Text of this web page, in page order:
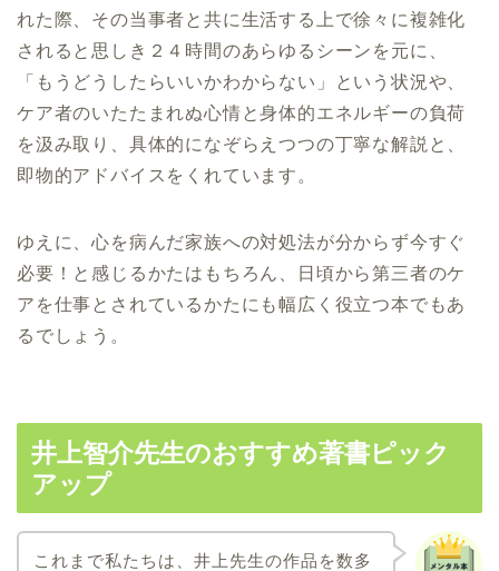
れた際、その当事者と共に生活する上で徐々に複雑化
されると思しき２４時間のあらゆるシーンを元に、
「もうどうしたらいいかわからない」という状況や、
ケア者のいたたまれぬ心情と身体的エネルギーの負荷
を汲み取り、具体的になぞらえつつの丁寧な解説と、
即物的アドバイスをくれています。
ゆえに、心を病んだ家族への対処法が分からず今すぐ
必要！と感じるかたはもちろん、日頃から第三者のケ
アを仕事とされているかたにも幅広く役立つ本でもあ
るでしょう。
井上智介先生のおすすめ著書ピック
アップ
これまで私たちは、井上先生の作品を数多